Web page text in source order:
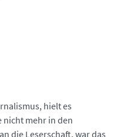
hielt es
nicht mehr in den
die Leserschaft, war das